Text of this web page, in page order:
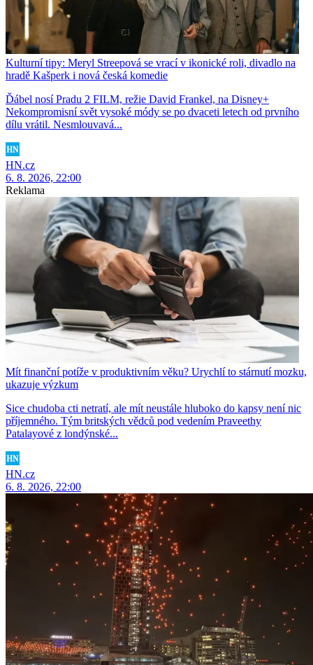
Kulturní tipy: Meryl Streepová se vrací v ikonické roli, divadlo na
hradě Kašperk i nová česká komedie
Ďábel nosí Pradu 2 FILM, režie David Frankel, na Disney+
Nekompromisní svět vysoké módy se po dvaceti letech od prvního
dílu vrátil. Nesmlouvavá...
HN.cz
6. 8. 2026, 22:00
Reklama
Mít finanční potíže v produktivním věku? Urychlí to stárnutí mozku,
ukazuje výzkum
Sice chudoba cti netratí, ale mít neustále hluboko do kapsy není nic
příjemného. Tým britských vědců pod vedením Praveethy
Patalayové z londýnské...
HN.cz
6. 8. 2026, 22:00